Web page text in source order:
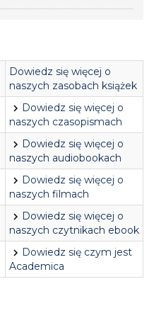
Dowiedz się więcej o
naszych zasobach książek
Dowiedz się więcej o
naszych czasopismach
Dowiedz się więcej o
naszych audiobookach
Dowiedz się więcej o
naszych filmach
Dowiedz się więcej o
naszych czytnikach ebook
Dowiedz się czym jest
Academica